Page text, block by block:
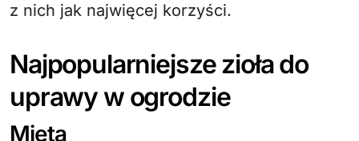
z nich jak najwięcej korzyści.
Najpopularniejsze zioła do
uprawy w ogrodzie
Mięta